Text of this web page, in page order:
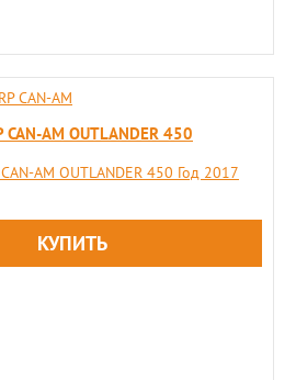
CAN-AM OUTLANDER 450
AM OUTLANDER 450 Год 2017